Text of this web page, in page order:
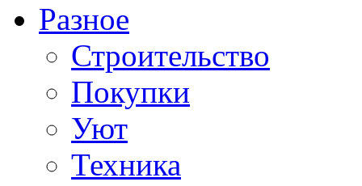
Разное
Строительство
Покупки
Уют
Техника